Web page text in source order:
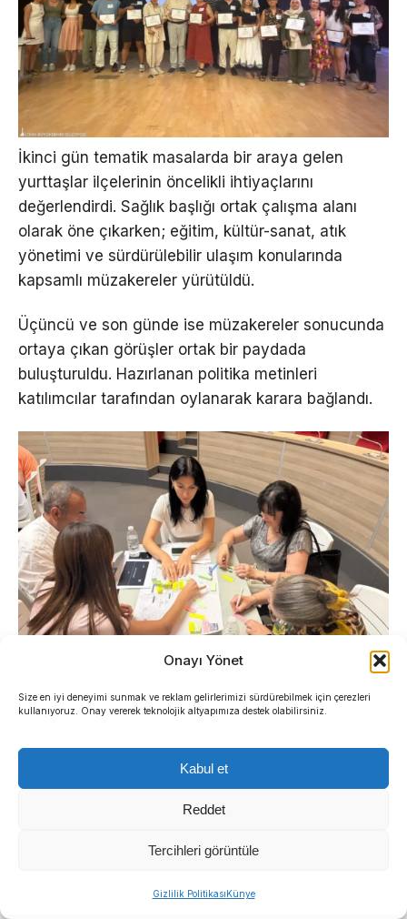
Onayı Yönet
Size en iyi deneyimi sunmak ve reklam gelirlerimizi sürdürebilmek için çerezleri
kullanıyoruz. Onay vererek teknolojik altyapımıza destek olabilirsiniz.
Kabul et
Reddet
Tercihleri görüntüle
Gizlilik PolitikasıKünye
İkinci gün tematik masalarda bir araya gelen
yurttaşlar ilçelerinin öncelikli ihtiyaçlarını
değerlendirdi. Sağlık başlığı ortak çalışma alanı
olarak öne çıkarken; eğitim, kültür-sanat, atık
yönetimi ve sürdürülebilir ulaşım konularında
kapsamlı müzakereler yürütüldü.
Üçüncü ve son günde ise müzakereler sonucunda
ortaya çıkan görüşler ortak bir paydada
buluşturuldu. Hazırlanan politika metinleri
katılımcılar tarafından oylanarak karara bağlandı.
önümüzdeki süreçte İzmir İl Yurttaş Meclisi çatısı
altında tüm kenti kapsayacak şekilde
genişletilmesi hedefleniyor.
Üç ilçede 70 politika önerisi